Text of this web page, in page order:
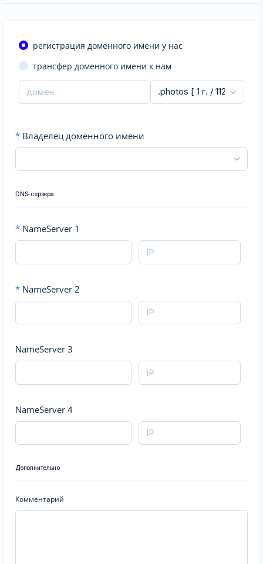
регистрация доменного имени у нас
трансфер доменного имени к нам
* Владелец доменного имени
DNS-сервера
* NameServer 1
* NameServer 2
NameServer 3
NameServer 4
Дополнительно
Комментарий